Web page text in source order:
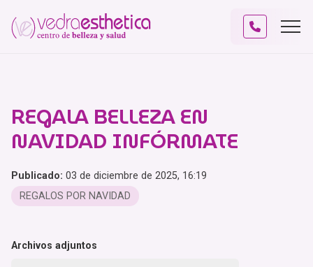
REGALA BELLEZA EN
NAVIDAD INFÓRMATE
Publicado: 03 de diciembre de 2025, 16:19
REGALOS POR NAVIDAD
Archivos adjuntos